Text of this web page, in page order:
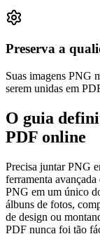
Preserva a
Suas imagens PNG
serem unidas em
O guia
PDF online
Precisa juntar PNG
ferramenta
PNG em um único
álbuns de fotos,
de design ou
PDF nunca foi tão